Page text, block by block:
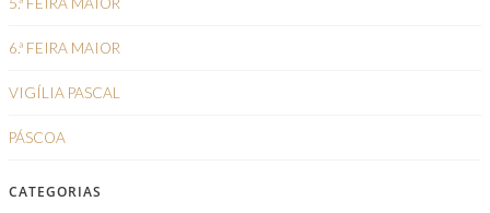
6.ª FEIRA MAIOR
VIGÍLIA PASCAL
PÁSCOA
CATEGORIAS